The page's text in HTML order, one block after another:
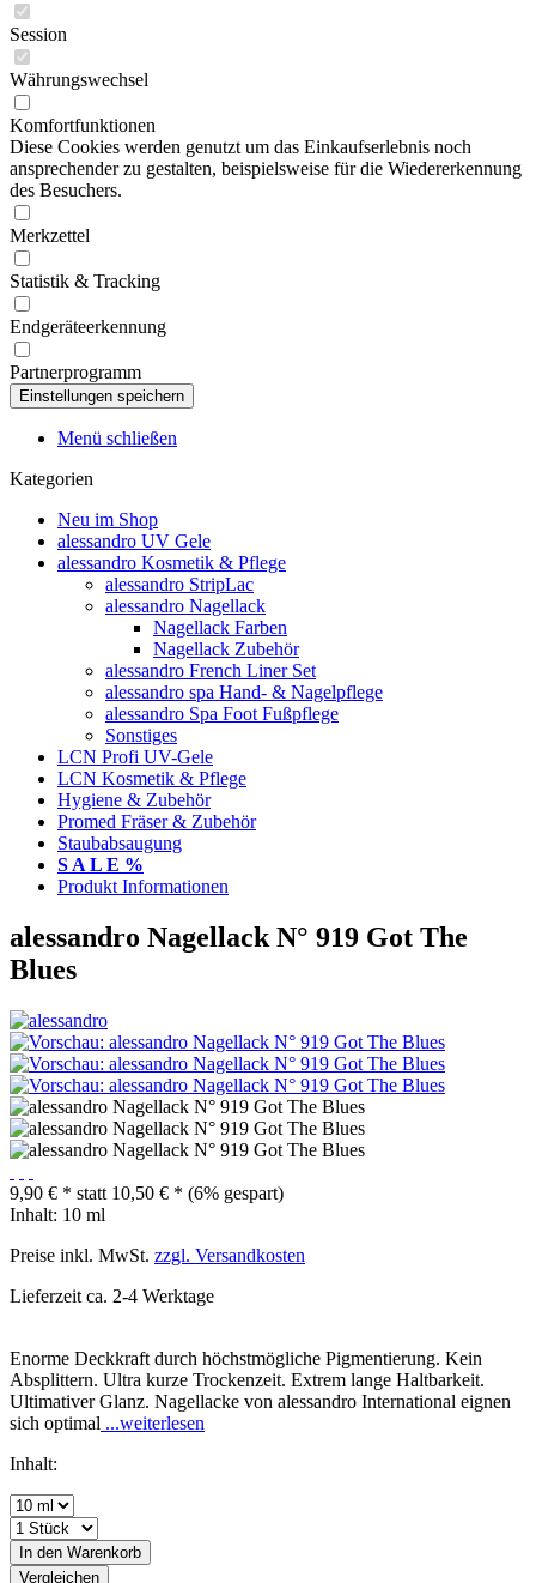
Session
Währungswechsel
Komfortfunktionen
Diese Cookies werden genutzt um das Einkaufserlebnis noch
ansprechender zu gestalten, beispielsweise für die Wiedererkennung
des Besuchers.
Merkzettel
Statistik & Tracking
Endgeräteerkennung
Partnerprogramm
Menü schließen
Kategorien
Neu im Shop
alessandro UV Gele
alessandro Kosmetik & Pflege
alessandro StripLac
alessandro Nagellack
Nagellack Farben
Nagellack Zubehör
alessandro French Liner Set
alessandro spa Hand- & Nagelpflege
alessandro Spa Foot Fußpflege
Sonstiges
LCN Profi UV-Gele
LCN Kosmetik & Pflege
Hygiene & Zubehör
Promed Fräser & Zubehör
Staubabsaugung
S A L E %
Produkt Informationen
alessandro Nagellack N° 919 Got The
Blues
9,90 € * statt 10,50 € * (6% gespart)
Inhalt: 10 ml
Preise inkl. MwSt. zzgl. Versandkosten
Lieferzeit ca. 2-4 Werktage
Enorme Deckkraft durch höchstmögliche Pigmentierung. Kein
Absplittern. Ultra kurze Trockenzeit. Extrem lange Haltbarkeit.
Ultimativer Glanz. Nagellacke von alessandro International eignen
sich optimal ...weiterlesen
Inhalt:
In den Warenkorb
Vergleichen